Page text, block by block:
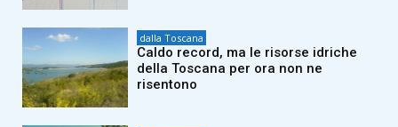
dalla Toscana
Caldo record, ma le risorse idriche
della Toscana per ora non ne
risentono